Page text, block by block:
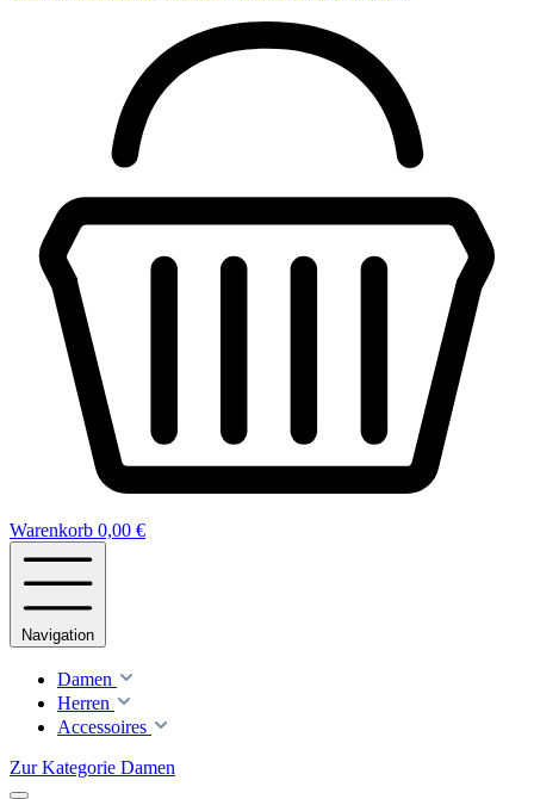
Warenkorb 0,00 €
Navigation
Damen
Herren
Accessoires
Zur Kategorie Damen